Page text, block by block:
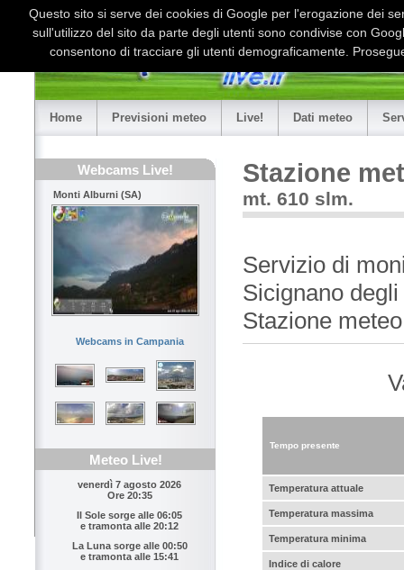
Home Previsioni meteo Live! Dati meteo
Webcams Live!
Monti Alburni (SA)
Webcams in Campania
Meteo Live!
venerdì 7 agosto 2026
Ore 20:35
Il Sole sorge alle 06:05
e tramonta alle 20:12
La Luna sorge alle 00:50
e tramonta alle 15:41
Stazione
mt. 610 slm.
Servizio di
Sicignano
Stazione
Tempo presente
Temperatura attuale
Temperatura massima
Temperatura minima
Indice di calore
Questo sito si serve dei cookies di Google per l'erogazione dei
sull'utilizzo del sito da parte degli utenti sono condivise con
consentono di tracciare gli utenti demograficamente.